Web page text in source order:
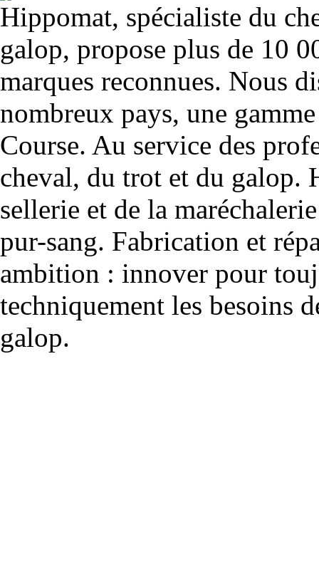
Hippomat, spécialiste du
galop, propose plus de 10
marques reconnues. Nous
nombreux pays, une
Course. Au service des
cheval, du trot et du galop.
sellerie et de la
pur-sang. Fabrication et
ambition : innover pour
techniquement les besoins
galop.